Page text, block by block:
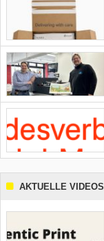
AKTUELLE VIDEOS